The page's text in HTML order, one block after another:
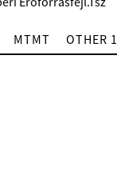
MTMT OTHER 1